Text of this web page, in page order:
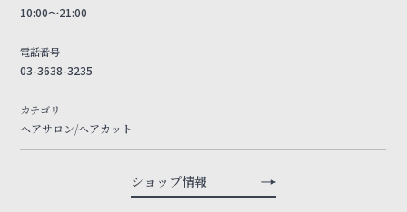
10:00～21:00
電話番号
03-3638-3235
カテゴリ
ヘアサロン/ヘアカット
ショップ情報